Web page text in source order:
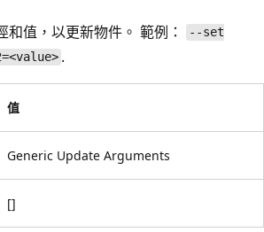
值，以更新物件。 範例：
--set
.
值
Generic Update Arguments
[]